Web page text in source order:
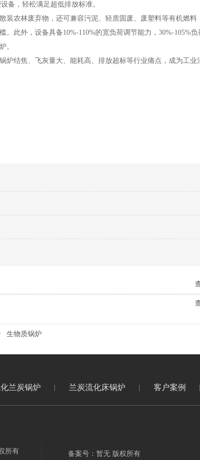
备，轻松满足超低排放标准。
装农林废弃物，还可兼容污泥、轻质固废、废塑料等有机燃料
此外，设备具备10%-110%的宽负荷调节能力，30%-105%
。
结焦、飞灰量大、能耗高、排放超标等行业痛点，成为工业
生物质锅炉
兰炭锅炉 兰炭流化床锅炉 客户案例
所有 备案号：暂无 版权所有